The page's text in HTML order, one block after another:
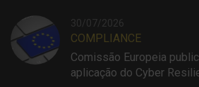
30/07/2026
COMPLIANCE
Comissão Europeia
aplicação do Cyber